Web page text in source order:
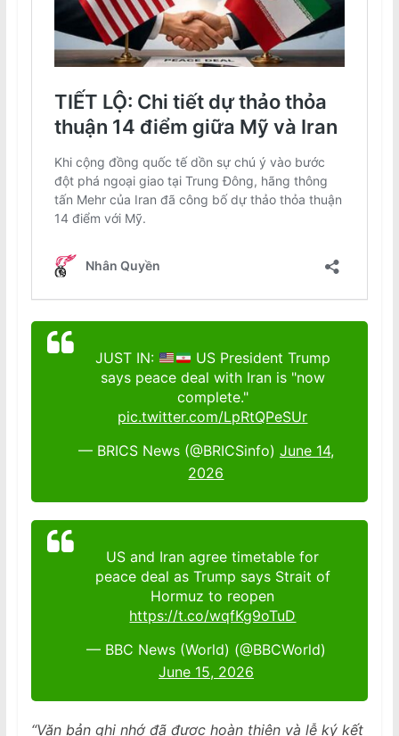
JUST IN:
US President Trump
says peace deal with Iran is "now
complete."
pic.twitter.com/LpRtQPeSUr
— BRICS News (@BRICSinfo) June 14,
2026
US and Iran agree timetable for
peace deal as Trump says Strait of
Hormuz to reopen
https://t.co/wqfKg9oTuD
— BBC News (World) (@BBCWorld)
June 15, 2026
“Văn bản ghi nhớ đã được hoàn thiện và lễ ký kết